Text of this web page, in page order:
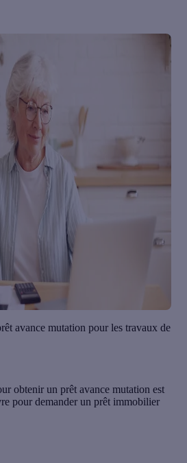
avance mutation pour les travaux de
obtenir un prêt avance mutation est
pour demander un prêt immobilier